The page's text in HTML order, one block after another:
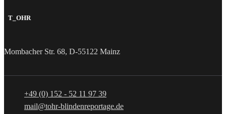
T_OHR
Mombacher Str. 68, D-55122 Mainz
+49 (0) 152 - 52 11 97 39
mail@tohr-blindenreportage.de